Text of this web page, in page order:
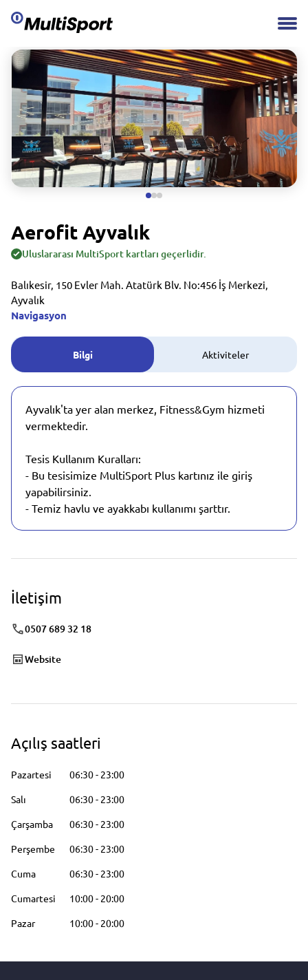
Aerofit Ayvalık
Uluslararası MultiSport kartları geçerlidir.
Balıkesir, 150 Evler Mah. Atatürk Blv. No:456 İş Merkezi,
Ayvalık
Navigasyon
Bilgi Aktiviteler
Ayvalık'ta yer alan merkez, Fitness&Gym hizmeti
vermektedir.
Tesis Kullanım Kuralları:
- Bu tesisimize MultiSport Plus kartınız ile giriş
yapabilirsiniz.
- Temiz havlu ve ayakkabı kullanımı şarttır.
İletişim
0507 689 32 18
Website
Açılış saatleri
Pazartesi 06:30- 23:00
Salı
06:30- 23:00
Çarşamba
06:30- 23:00
Perşembe
06:30- 23:00
Cuma
06:30- 23:00
Cumartesi
10:00- 20:00
Pazar
10:00- 20:00